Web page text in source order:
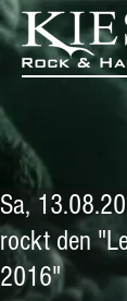
Sa,
rockt den
2016"